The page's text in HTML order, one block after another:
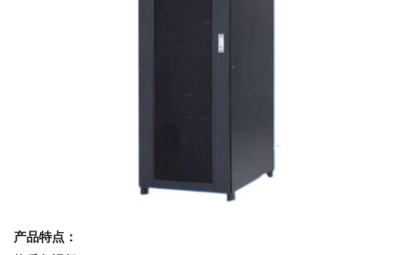
产品特点：